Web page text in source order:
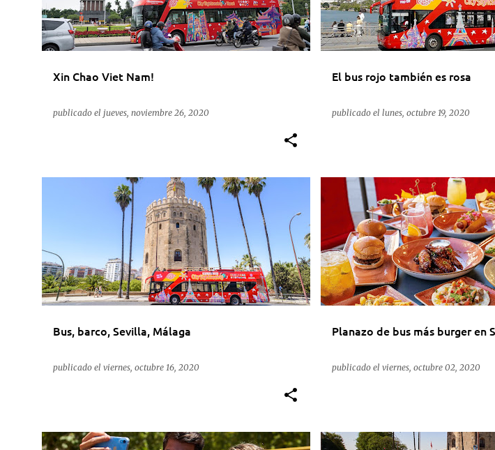
Xin Chao Viet Nam!
publicado el jueves, noviembre 26, 2020
El bus rojo también es rosa
publicado el lunes, octubre 19, 2020
Bus, barco, Sevilla, Málaga
publicado el viernes, octubre 16, 2020
CITY SIGHTSEEING MÁLAGA SEVILLA
Planazo de bus más burger en
publicado el viernes, octubre 02, 2020
ACTUALIDAD CITY SIGHTSEEING
PROMOCIONES
SEVILLA